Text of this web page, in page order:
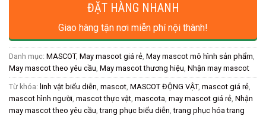
ĐẶT HÀNG NHANH
Giao hàng tận nơi miễn phí nội thành!
Danh mục: MASCOT, May mascot giá rẻ, May mascot mô hình sản phẩm,
May mascot theo yêu cầu, May mascot thương hiệu, Nhận may mascot
Từ khóa: linh vật biểu diễn, mascot, MASCOT ĐỘNG VẬT, mascot giá rẻ,
mascot hình người, mascot thực vật, mascota, may mascot giá rẻ, Nhận
may mascot theo yêu cầu,trang phục biểu diễn,trang phục hóa trang